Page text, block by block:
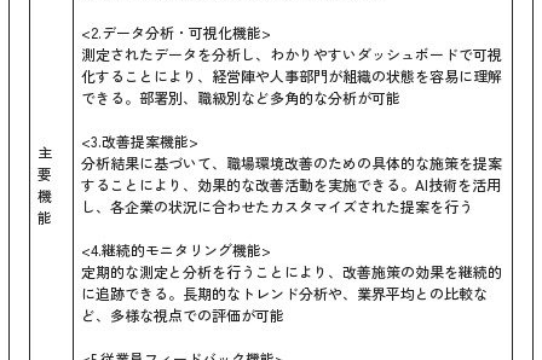
主
要
機
能
<2.データ分析・可視化機能>
測定されたデータを分析し、わかりやすいダッシュボードで可視
化することにより、経営陣や人事部門が組織の状態を容易に理解
できる。部署別、職級別など多角的な分析が可能
<3.改善提案機能>
分析結果に基づいて、職場環境改善のための具体的な施策を提案
することにより、効果的な改善活動を実施できる。AI技術を活用
し、各企業の状況に合わせたカスタマイズされた提案を行う
<4.継続的モニタリング機能>
定期的な測定と分析を行うことにより、改善施策の効果を継続的
に追跡できる。長期的なトレンド分析や、業界平均との比較な
ど、多様な視点での評価が可能